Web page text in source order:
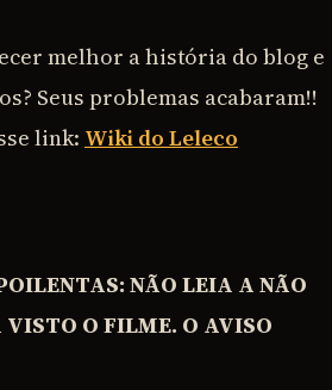
melhor a história do blog e
Seus problemas acabaram!!
link: Wiki do Leleco
NÃO LEIA A NÃO
VISTO O FILME. O AVISO